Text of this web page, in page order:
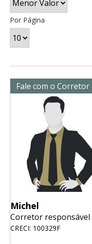
Por Página
Fale com o Corretor
Michel
Corretor responsável
CRECI: 100329F